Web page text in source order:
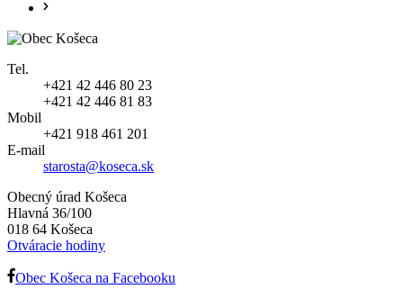
Tel.
+421 42 446 80 23
+421 42 446 81 83
Mobil
+421 918 461 201
E-mail
starosta@koseca.sk
Obecný úrad Košeca
Hlavná 36/100
018 64 Košeca
Otváracie hodiny
Obec Košeca na Facebooku